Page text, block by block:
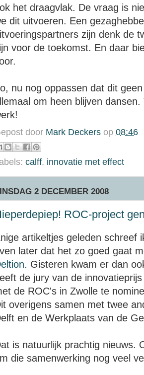
het draagvlak. De vraag is
dit uitvoeren. Een
zijn denk de
voor de toekomst. En daar
nu nog oppassen dat dit
om heen blijven
door Mark Deckers op 08:46
calff, innovatie met effect
2 DECEMBER 2008
ROC-project
artikeltjes geleden schreef
later dat het zo goed gaat
Gisteren kwam er dan
de jury van de
de ROC's in Zwolle te
overigens samen met twee
en de Werkplaats van de
is natuurlijk prachtig nieuws.
die samenwerking nog veel